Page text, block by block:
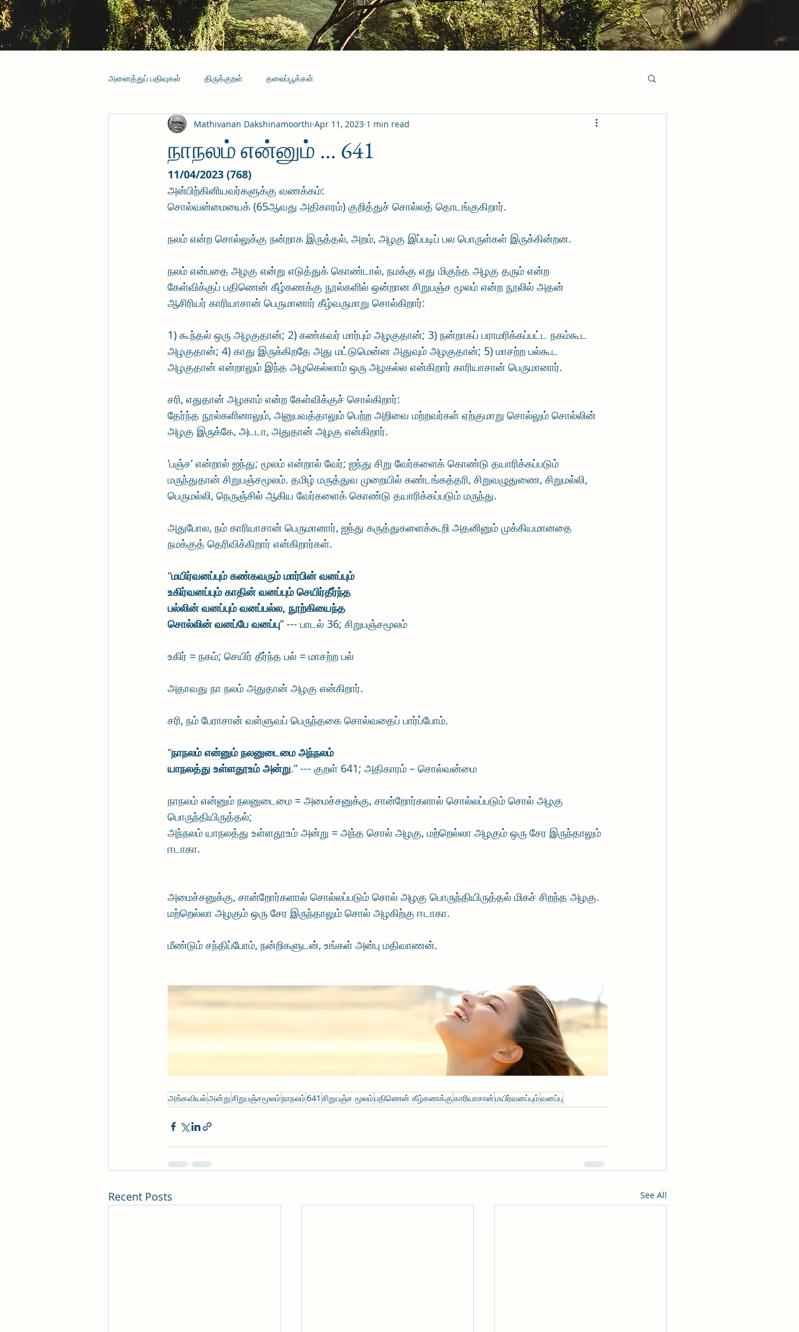
அனைத்துப் பதிவுகள் திருக்குறள் தலைப்பூக்கள்
நாநலம் என்னும் ... 641
Mathivanan Dakshinamoorthi Apr 11, 2023 1 min read
11/04/2023 (768)
அன்பிற்கினியவர்களுக்கு வணக்கம்:
சொல்வன்மையைக் (65ஆவது அதிகாரம்) குறித்துச் சொல்லத் தொடங்குகிறார்.
நலம் என்ற சொல்லுக்கு நன்றாக இருத்தல், அறம், அழகு இப்படிப் பல பொருள்கள் இருக்கின்றன.
நலம் என்பதை அழகு என்று எடுத்துக் கொண்டால், நமக்கு எது மிகுந்த அழகு தரும் என்ற
கேள்விக்குப் பதிணென் கீழ்கணக்கு நூல்களில் ஒன்றான சிறுபஞ்ச மூலம் என்ற நூலில் அதன்
ஆசிரியர் காரியாசான் பெருமானார் கீழ்வருமாறு சொல்கிறார்:
1) கூந்தல் ஒரு அழகுதான்; 2) கண்கவர் மார்பும் அழகுதான்; 3) நன்றாகப் பராமரிக்கப்பட்ட நகம்கூட
அழகுதான்; 4) காது இருக்கிறதே அது மட்டுமென்ன அதுவும் அழகுதான்; 5) மாசற்ற பல்கூட
அழகுதான் என்றாலும் இந்த அழகெல்லாம் ஒரு அழகல்ல என்கிறார் காரியாசான் பெருமானார்.
சரி, எதுதான் அழகாம் என்ற கேள்விக்குச் சொல்கிறார்:
தேர்ந்த நூல்களினாலும், அனுபவத்தாலும் பெற்ற அறிவை மற்றவர்கள் ஏற்குமாறு சொல்லும் சொல்லின்
அழகு இருக்கே, அடடா, அதுதான் அழகு என்கிறார்.
‘பஞ்ச’ என்றால் ஐந்து; மூலம் என்றால் வேர்; ஐந்து சிறு வேர்களைக் கொண்டு தயாரிக்கப்படும்
மருந்துதான் சிறுபஞ்சமூலம். தமிழ் மருத்துவ முறையில் கண்டங்கத்தரி, சிறுவழுதுணை, சிறுமல்லி,
பெருமல்லி, நெருஞ்சில் ஆகிய வேர்களைக் கொண்டு தயாரிக்கப்படும் மருந்து.
அதுபோல, நம் காரியாசான் பெருமானார், ஐந்து கருத்துகளைக்கூறி அதனினும் முக்கியமானதை
நமக்குத் தெரிவிக்கிறார் என்கிறார்கள்.
“மயிர்வனப்பும் கண்கவரும் மார்பின் வனப்பும்
உகிர்வனப்பும் காதின் வனப்பும் செயிர்தீர்ந்த
பல்லின் வனப்பும் வனப்பல்ல, நூற்கியைந்த
சொல்லின் வனப்பே வனப்பு” --- பாடல் 36; சிறுபஞ்சமூலம்
உகிர் = நகம்; செயிர் தீர்ந்த பல் = மாசற்ற பல்
அதாவது நா நலம் அதுதான் அழகு என்கிறார்.
சரி, நம் பேராசான் வள்ளுவப் பெருந்தகை சொல்வதைப் பார்ப்போம்.
“நாநலம் என்னும் நலனுடைமை அந்நலம்
யாநலத்து உள்ளதூஉம் அன்று.” --- குறள் 641; அதிகாரம் – சொல்வன்மை
நாநலம் என்னும் நலனுடைமை = அமைச்சனுக்கு, சான்றோர்களால் சொல்லப்படும் சொல் அழகு
பொருந்தியிருத்தல்;
அந்நலம் யாநலத்து உள்ளதூஉம் அன்று = அந்த சொல் அழகு, மற்றெல்லா அழகும் ஒரு சேர இருந்தாலும்
ஈடாகா.
அமைச்சனுக்கு, சான்றோர்களால் சொல்லப்படும் சொல் அழகு பொருந்தியிருத்தல் மிகச் சிறந்த அழகு.
மற்றெல்லா அழகும் ஒரு சேர இருந்தாலும் சொல் அழகிற்கு ஈடாகா.
மீண்டும் சந்திப்போம், நன்றிகளுடன், உங்கள் அன்பு மதிவாணன்.
அங்கவியல்அன்றுசிறுபஞ்சமூலம்நாநலம்641 சிறுபஞ்ச மூலம்பதிணென் கீழ்கணக்குகாரியாசான்மயிர்வனப்பும்வனப்பு
Recent Posts See All